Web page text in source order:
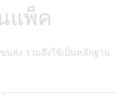
แพ็ค
นส่ง รวมถึงใช้เป็นหลักฐาน